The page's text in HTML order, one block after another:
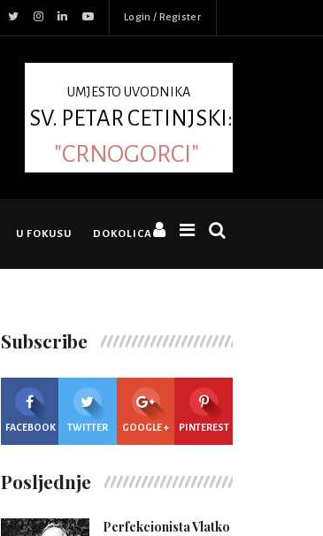
Login / Register
UMJESTO UVODNIKA
SV. PETAR CETINJSKI:
"CRNOGORCI"
U FOKUSU DOKOLICA
Subscribe
FACEBOOK TWITTER GOOGLE + PINTEREST
Posljednje
Perfekcionista Vlatko